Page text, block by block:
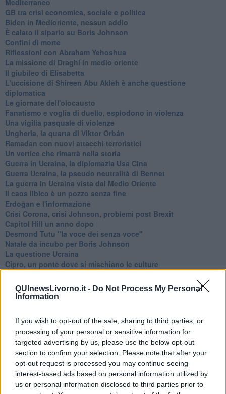
QUInewsLivorno.it - Do Not Process My Personal
Information
If you wish to opt-out of the sale, sharing to third parties, or
processing of your personal or sensitive information for
targeted advertising by us, please use the below opt-out
section to confirm your selection. Please note that after your
opt-out request is processed you may continue seeing
interest-based ads based on personal information utilized by
us or personal information disclosed to third parties prior to
GB tra crisi economica, sociale e politica
Biden in Medioriente, nessun addio
È calato il sipario su Boris Johnson
Confini di morte
Riflessioni con Abraham Yehoshua
La missione di Draghi in medio oriente
Il giubileo di Elisabetta
L'uccisione di Shireen Abu Akleh è anche questione
diplomatica
Le giornate dell'olocausto
Fanatismo e voglia di duello, esplodono in violenza
Una vigilia pasquale di violenze
Ungheria, la quarta di Viktor Orbán
Ramadan con nuovi attacchi terroristici
Un vertice che rimarrà nella storia
Guerra in Ucraina, la diplomazia Usa Cina
Guerra Ucraina, la pseudo neutralità di Bennet
La guerra in Ucraina vista dal Medio Oriente
​Il caos libico è un pozzo senza fine
Erdoğan e l'informazione
Crisi Corona, crisi Johnson, problemi post Brexit
Capitol Hill un anno dopo
Desmond Tutu "la voce dei senza voce"
Natale da incubo per Boris Johnson
La questione Ucraina
Cipro, un ponte dove si mischiano le culture
La questione israelo-palestinese ignorata dal G20
Erdogan continua a sfidare l'Occidente
L'AUKUS e il Quad
Biden, primo presidente USA non in guerra
Papa Bergoglio vedrà Viktor Orbán
Bennet, un giorno in attesa di Biden
Il ritorno dei talebani
​La lenta agonia del Libano
Sudafrica, è allarme alimentare